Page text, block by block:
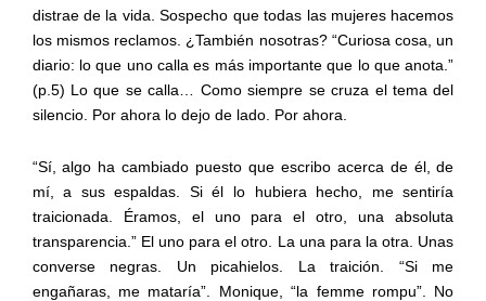
distrae de la vida. Sospecho que todas las mujeres hacemos
los mismos reclamos. ¿También nosotras? “Curiosa cosa, un
diario: lo que uno calla es más importante que lo que anota.”
(p.5) Lo que se calla… Como siempre se cruza el tema del
silencio. Por ahora lo dejo de lado. Por ahora.
“Sí, algo ha cambiado puesto que escribo acerca de él, de
mí, a sus espaldas. Si él lo hubiera hecho, me sentiría
traicionada. Éramos, el uno para el otro, una absoluta
transparencia.” El uno para el otro. La una para la otra. Unas
converse negras. Un picahielos. La traición. “Si me
engañaras, me mataría”. Monique, “la femme rompu”. No